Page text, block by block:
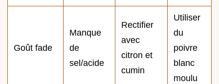
Goût fade
Manque
de
sel/acide
Rectifier
avec
citron et
cumin
Utiliser
du
poivre
blanc
moulu